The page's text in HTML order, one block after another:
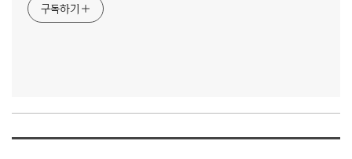
구독하기